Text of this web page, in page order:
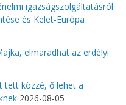
igazságszolgáltatásról
és Kelet-Európa
elmaradhat az erdélyi
tett közzé, ő lehet a
2026-08-05